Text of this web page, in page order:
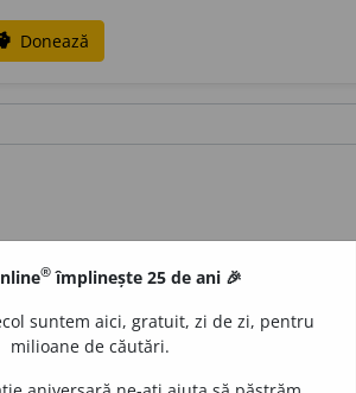
Donează
® împlinește 25 de ani 🎉
suntem aici, gratuit, zi de zi, pentru
milioane de căutări.